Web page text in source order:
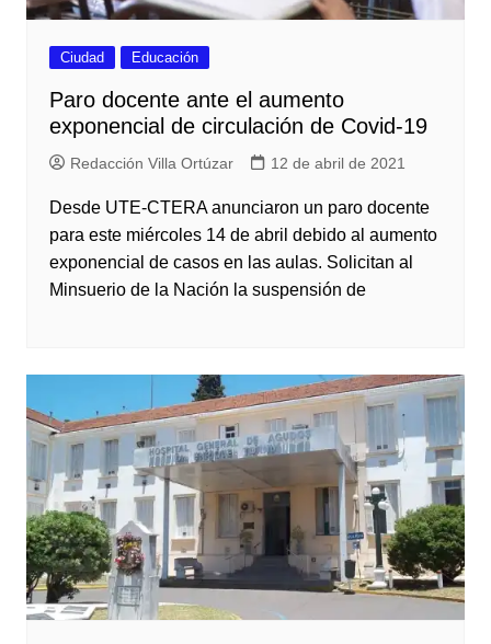
Ciudad Educación
Paro docente ante el aumento
exponencial de circulación de Covid-19
Redacción Villa Ortúzar 12 de abril de 2021
Desde UTE-CTERA anunciaron un paro docente
para este miércoles 14 de abril debido al aumento
exponencial de casos en las aulas. Solicitan al
Minsuerio de la Nación la suspensión de